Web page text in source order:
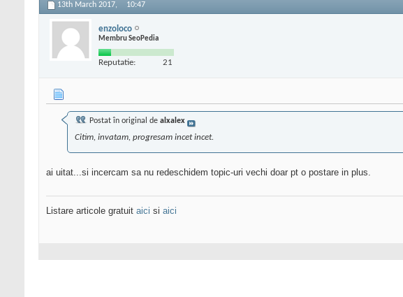
13th March 2017, 10:47
enzoloco
Membru SeoPedia
Reputatie: 21
Postat în original de alxalex
Citim, invatam, progresam incet incet.
ai uitat...si incercam sa nu redeschidem topic-uri vechi doar pt o postare in plus.
Listare articole gratuit aici si aici